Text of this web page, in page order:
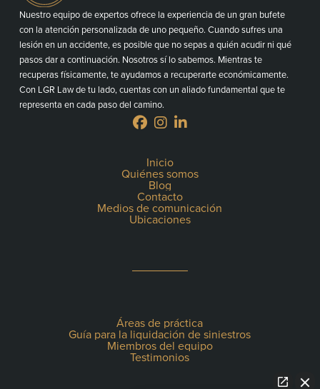
Nuestro equipo de expertos ofrece la experiencia de un gran bufete
con la atención personalizada de uno pequeño. Cuando sufres una
lesión en un accidente, es posible que no sepas a quién acudir ni qué
pasos dar a continuación. Nosotros sí lo sabemos. Mientras te
recuperas físicamente, te ayudamos a recuperarte económicamente.
Con LGR Law de tu lado, cuentas con un aliado fundamental que te
representa en cada paso del camino.
Inicio
Quiénes somos
Blog
Contacto
Medios de comunicación
Ubicaciones
Áreas de práctica
Guía para la liquidación de siniestros
Miembros del equipo
Testimonios